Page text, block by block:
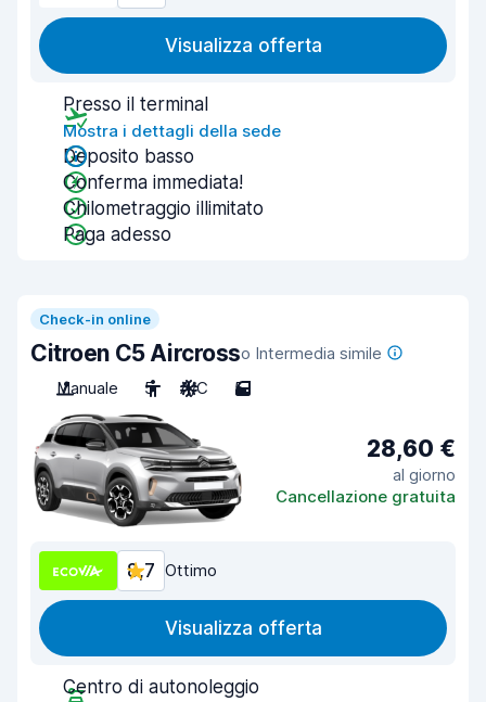
Visualizza offerta
Presso il terminal
Mostra i dettagli della sede
Deposito basso
Conferma immediata!
Chilometraggio illimitato
Paga adesso
Check-in online
Citroen C5 Aircrosso Intermedia simile
Manuale
5 A/C 5
28,60 €
al giorno
Cancellazione gratuita
8,7 Ottimo
Visualizza offerta
Centro di autonoleggio